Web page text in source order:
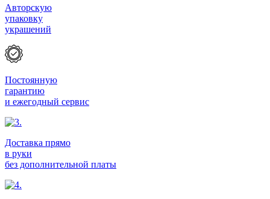
Авторскую
упаковку
украшений
Постоянную
гарантию
и ежегодный сервис
Доставка прямо
в руки
без дополнительной платы